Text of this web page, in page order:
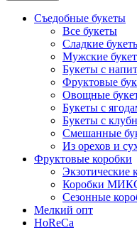
Съедобные букеты
Все букеты
Сладкие
Мужские
Букеты с
Фруктовые
Овощные
Букеты с
Букеты с
Смешанные
Из орехов и
Фруктовые коробки
Экзотические
Коробки
Сезонные
Мелкий опт
HoReCa